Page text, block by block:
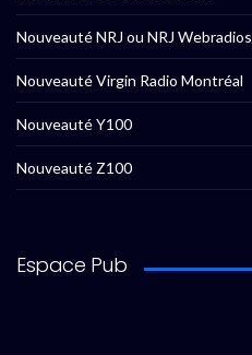
Nouveauté NRJ ou NRJ Webradios
Nouveauté Virgin Radio Montréal
Nouveauté Y100
Nouveauté Z100
Espace Pub